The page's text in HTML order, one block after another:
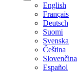
English
Français
Deutsch
Suomi
Svenska
Čeština
Slovenčina
Español